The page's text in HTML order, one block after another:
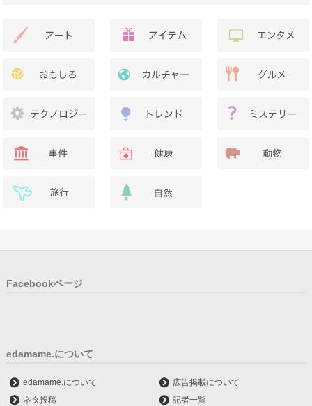
Facebookページ
edamame.について
edamame.について
広告掲載について
ネタ投稿
記者一覧